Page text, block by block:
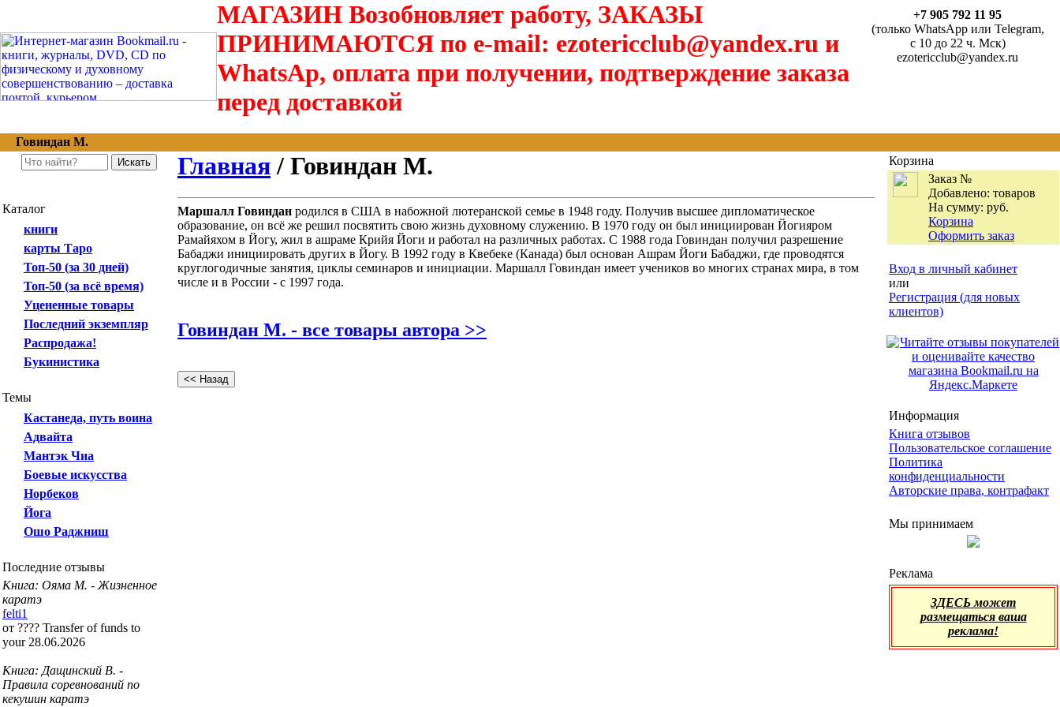
МАГАЗИН Возобновляет работу, ЗАКАЗЫ
ПРИНИМАЮТСЯ по e-mail: ezotericclub@yandex.ru и
WhatsAp, оплата при получении, подтверждение заказа
перед доставкой
+7 905 792 11 95
(только WhatsApp или Telegram,
с 10 до 22 ч. Мск)
ezotericclub@yandex.ru
Говиндан М.
Каталог
книги
карты Таро
Топ-50 (за 30 дней)
Топ-50 (за всё время)
Уцененные товары
Последний экземпляр
Распродажа!
Букинистика
Темы
Кастанеда, путь воина
Адвайта
Мантэк Чиа
Боевые искусства
Норбеков
Йога
Ошо Раджниш
Последние отзывы
Книга: Ояма М. - Жизненное
каратэ
felti1
от ???? Transfer of funds to
your 28.06.2026
Книга: Дащинский В. -
Правила соревнований по
кекушин каратэ
Главная / Говиндан М.
Маршалл Говиндан родился в США в набожной лютеранской семье в 1948 году. Получив высшее дипломатическое
образование, он всё же решил посвятить свою жизнь духовному служению. В 1970 году он был инициирован Йогияром
Рамайяхом в Йогу, жил в ашраме Крийя Йоги и работал на различных работах. С 1988 года Говиндан получил разрешение
Бабаджи инициировать других в Йогу. В 1992 году в Квебеке (Канада) был основан Ашрам Йоги Бабаджи, где проводятся
круглогодичные занятия, циклы семинаров и инициации. Маршалл Говиндан имеет учеников во многих странах мира, в том
числе и в России - с 1997 года.
Говиндан М. - все товары автора >>
Корзина
Заказ №
Добавлено: товаров
На сумму: руб.
Корзина
Оформить заказ
Вход в личный кабинет
или
Регистрация (для новых
клиентов)
Информация
Книга отзывов
Пользовательское соглашение
Политика
конфиденциальности
Авторские права, контрафакт
Мы принимаем
Реклама
ЗДЕСЬ может
размещаться ваша
реклама!